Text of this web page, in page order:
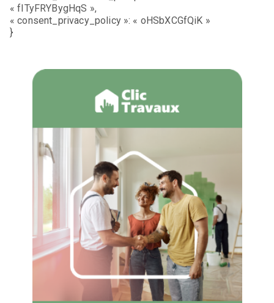
« fITyFRYBygHqS »,
« consent_privacy_policy »: « oHSbXCGfQiK »
}